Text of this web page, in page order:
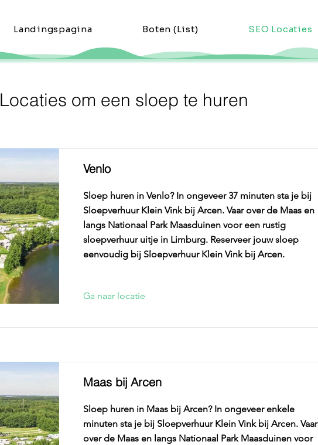
Landingspagina Boten (List) SEO Locaties
Locaties om een sloep te huren
Venlo
Sloep huren in Venlo? In ongeveer 37 minuten sta je bij
Sloepverhuur Klein Vink bij Arcen. Vaar over de Maas en
langs Nationaal Park Maasduinen voor een rustig
sloepverhuur uitje in Limburg. Reserveer jouw sloep
eenvoudig bij Sloepverhuur Klein Vink bij Arcen.
Ga naar locatie
Maas bij Arcen
Sloep huren in Maas bij Arcen? In ongeveer enkele
minuten sta je bij Sloepverhuur Klein Vink bij Arcen. Vaar
over de Maas en langs Nationaal Park Maasduinen voor